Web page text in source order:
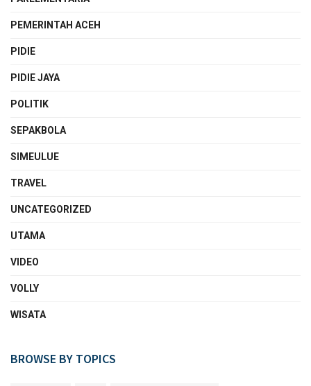
PEMERINTAH ACEH
PIDIE
PIDIE JAYA
POLITIK
SEPAKBOLA
SIMEULUE
TRAVEL
UNCATEGORIZED
UTAMA
VIDEO
VOLLY
WISATA
BROWSE BY TOPICS